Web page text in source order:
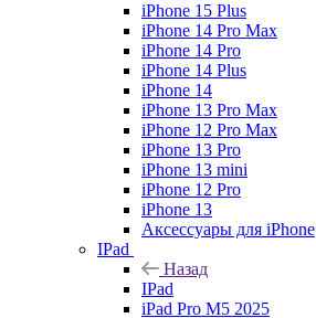
iPhone 15 Plus
iPhone 14 Pro Max
iPhone 14 Pro
iPhone 14 Plus
iPhone 14
iPhone 13 Pro Max
iPhone 12 Pro Max
iPhone 13 Pro
iPhone 13 mini
iPhone 12 Pro
iPhone 13
Аксессуары для iPhone
IPad
Назад
IPad
iPad Pro M5 2025